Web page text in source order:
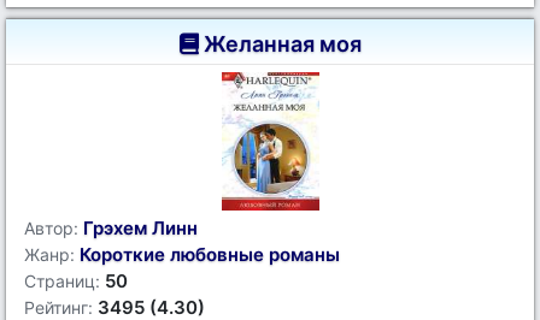
Желанная моя
Автор: Грэхем Линн
Жанр: Короткие любовные романы
Страниц: 50
Рейтинг: 3495 (4.30)